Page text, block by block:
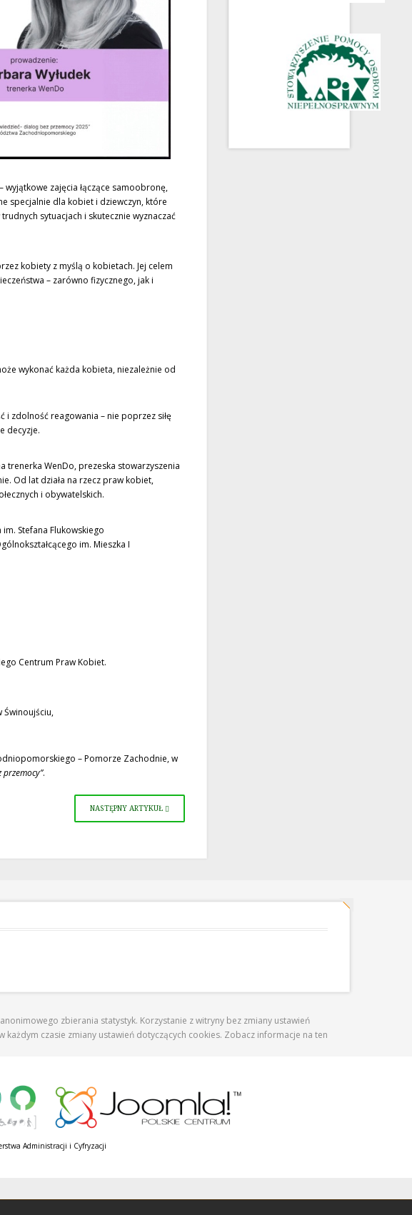
zajęcia łączące samoobronę,
specjalnie dla kobiet i dziewczyn, które
sytuacjach i skutecznie wyznaczać
kobiety z myślą o kobietach. Jej celem
– zarówno fizycznego, jak i
wykonać każda kobieta, niezależnie od
i zdolność reagowania – nie poprzez siłę
decyzje.
trenerka WenDo, prezeska stowarzyszenia
Od lat działa na rzecz praw kobiet,
i obywatelskich.
Stefana Flukowskiego
im. Mieszka I
Centrum Praw Kobiet.
Świnoujściu,
– Pomorze Zachodnie, w
.
NASTĘPNY ARTYKUŁ
zbierania statystyk. Korzystanie z witryny bez zmiany ustawień
czasie zmiany ustawień dotyczących cookies. Zobacz informacje na ten
Administracji i Cyfryzacji